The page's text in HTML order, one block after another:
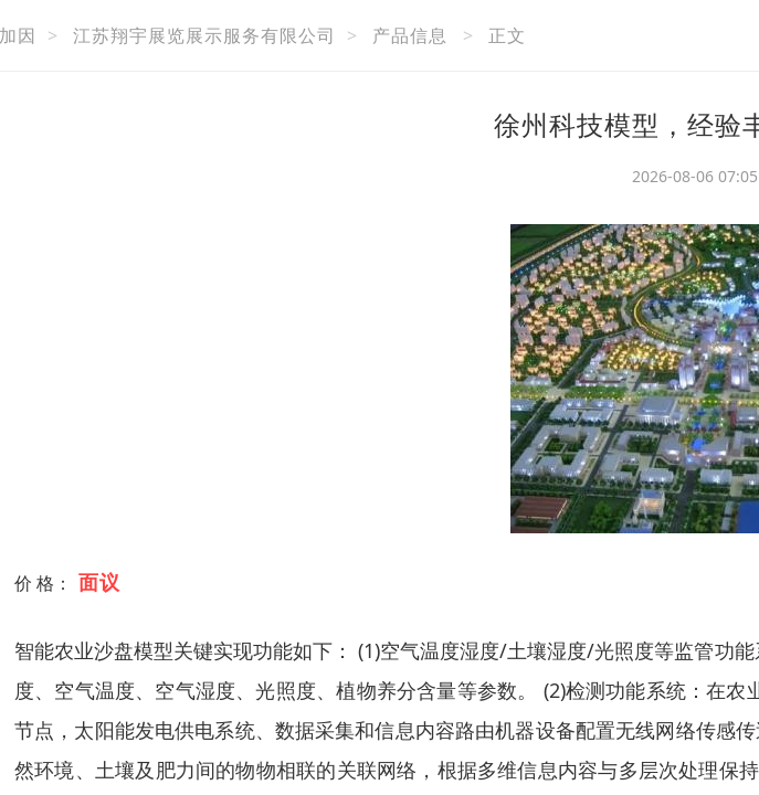
因 > 江苏翔宇展览展示服务有限公司 > 产品信息 > 正文
徐州科技模型，经验
2026-08-06
价 格： 面议
智能农业沙盘模型关键实现功能如下： (1)空气温度湿度/土壤湿度/光照度等监管功
度、空气温度、空气湿度、光照度、植物养分含量等参数。 (2)检测功能系统：在
节点，太阳能发电供电系统、数据采集和信息内容路由机器设备配置无线网络传感
然环境、土壤及肥力间的物物相联的关联网络，根据多维信息内容与多层次处理保